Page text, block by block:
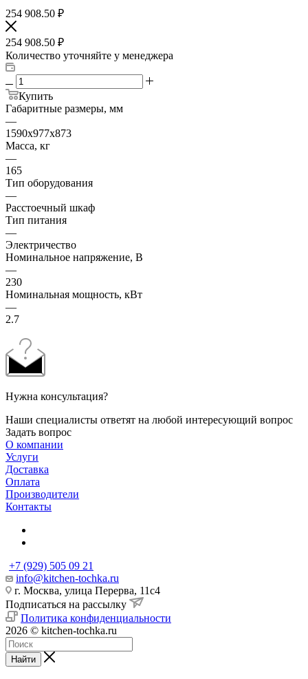
254 908.50 ₽
254 908.50 ₽
Количество уточняйте у менеджера
Купить
Габаритные размеры, мм
—
1590х977х873
Масса, кг
—
165
Тип оборудования
—
Расстоечный шкаф
Тип питания
—
Электричество
Номинальное напряжение, В
—
230
Номинальная мощность, кВт
—
2.7
Нужна консультация?
Наши специалисты ответят на любой интересующий вопрос
Задать вопрос
О компании
Услуги
Доставка
Оплата
Производители
Контакты
+7 (929) 505 09 21
info@kitchen-tochka.ru
г. Москва, улица Перерва, 11с4
Подписаться на рассылку
Политика конфиденциальности
2026 © kitchen-tochka.ru
Найти